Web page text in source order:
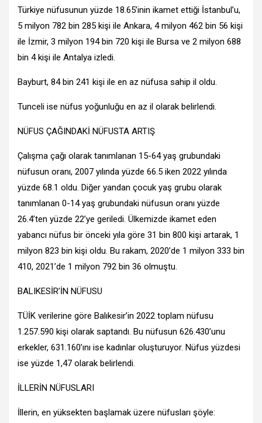
Türkiye nüfusunun yüzde 18.65’inin ikamet ettiği İstanbul’u,
5 milyon 782 bin 285 kişi ile Ankara, 4 milyon 462 bin 56 kişi
ile İzmir, 3 milyon 194 bin 720 kişi ile Bursa ve 2 milyon 688
bin 4 kişi ile Antalya izledi.
Bayburt, 84 bin 241 kişi ile en az nüfusa sahip il oldu.
Tunceli ise nüfus yoğunluğu en az il olarak belirlendi.
NÜFUS ÇAĞINDAKİ NÜFUSTA ARTIŞ
Çalışma çağı olarak tanımlanan 15-64 yaş grubundaki
nüfusun oranı, 2007 yılında yüzde 66.5 iken 2022 yılında
yüzde 68.1 oldu. Diğer yandan çocuk yaş grubu olarak
tanımlanan 0-14 yaş grubundaki nüfusun oranı yüzde
26.4’ten yüzde 22’ye geriledi. Ülkemizde ikamet eden
yabancı nüfus bir önceki yıla göre 31 bin 800 kişi artarak, 1
milyon 823 bin kişi oldu. Bu rakam, 2020’de 1 milyon 333 bin
410, 2021’de 1 milyon 792 bin 36 olmuştu.
BALIKESİR’İN NÜFUSU
TÜİK verilerine göre Balıkesir’in 2022 toplam nüfusu
1.257.590 kişi olarak saptandı. Bu nüfusun 626.430’unu
erkekler, 631.160’ını ise kadınlar oluşturuyor. Nüfus yüzdesi
ise yüzde 1,47 olarak belirlendi.
İLLERİN NÜFUSLARI
İllerin, en yüksekten başlamak üzere nüfusları şöyle: